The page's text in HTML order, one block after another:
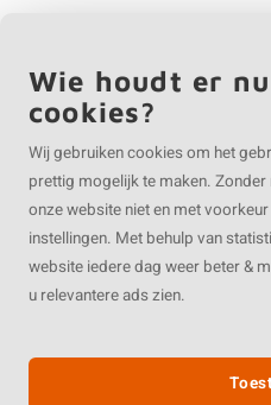
Wie houdt er
cookies?
Wij gebruiken cookies om het
prettig mogelijk te maken.
onze website niet en met
instellingen. Met behulp van
website iedere dag weer beter &
u relevantere ads zien.